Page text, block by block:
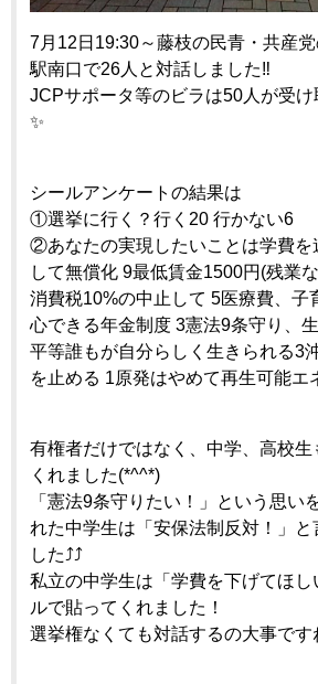
7月12日19:30～藤枝の民青・共産
駅南口で26人と対話しました‼️
JCPサポータ等のビラは50人が受け
✨
シールアンケートの結果は
①選挙に行く？行く20 行かない6
②あなたの実現したいことは学費を
して無償化 9最低賃金1500円(残業
消費税10%の中止して 5医療費、子
心できる年金制度 3憲法9条守り、
平等誰もが自分らしく生きられる3
を止める 1原発はやめて再生可能エ
有権者だけではなく、中学、高校生
くれました(*^^*)
「憲法9条守りたい！」という思い
れた中学生は「安保法制反対！」と
した⤴️⤴️
私立の中学生は「学費を下げてほし
ルで貼ってくれました！
選挙権なくても対話するの大事です